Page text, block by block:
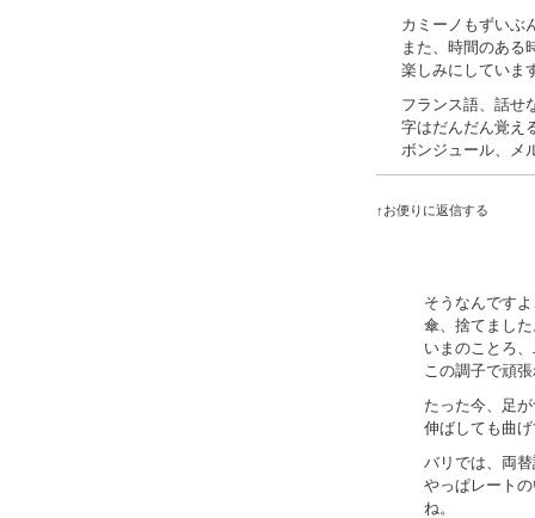
カミーノもずいぶ
また、時間のある
楽しみにしていま
フランス語、話せ
字はだんだん覚え
ボンジュール、メ
↑お便りに返信する
そうなんです
傘、捨てまし
いまのことろ
この調子で頑
たった今、足
伸ばしても曲
バリでは、両
やっぱレート
ね。